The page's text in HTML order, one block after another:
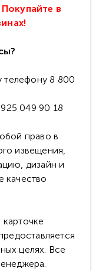
в
телефону 8 800
049 90 18
право в
извещения,
дизайн и
качество
целях. Все